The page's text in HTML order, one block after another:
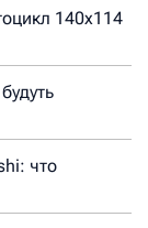
140х114
что